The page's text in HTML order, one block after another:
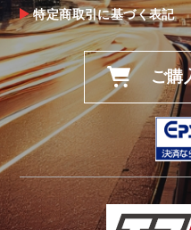
特定商取引に基づく表記
ご購